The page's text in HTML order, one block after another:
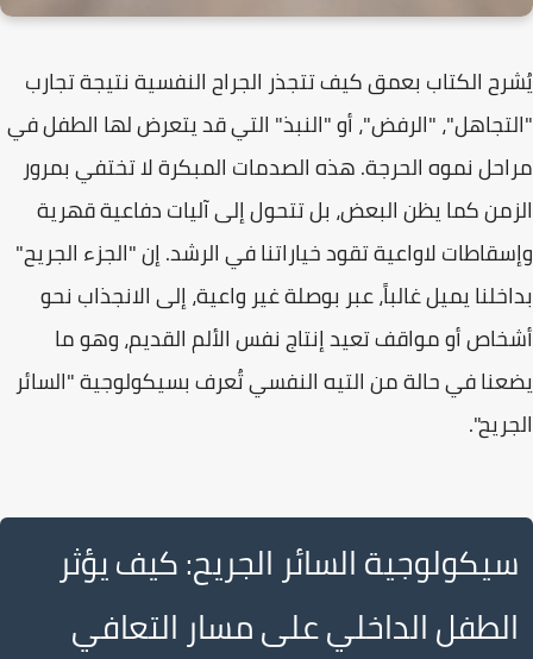
يُشرح الكتاب بعمق كيف تتجذر الجراح النفسية نتيجة تجارب
"التجاهل"، "الرفض"، أو "النبذ" التي قد يتعرض لها الطفل في
مراحل نموه الحرجة. هذه الصدمات المبكرة لا تختفي بمرور
الزمن كما يظن البعض، بل تتحول إلى آليات دفاعية قهرية
وإسقاطات لاواعية تقود خياراتنا في الرشد. إن "الجزء الجريح"
بداخلنا يميل غالباً، عبر بوصلة غير واعية، إلى الانجذاب نحو
أشخاص أو مواقف تعيد إنتاج نفس الألم القديم، وهو ما
يضعنا في حالة من التيه النفسي تُعرف بسيكولوجية "السائر
الجريح".
سيكولوجية السائر الجريح: كيف يؤثر
الطفل الداخلي على مسار التعافي